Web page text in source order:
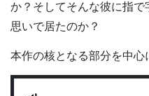
か？そしてそんな彼に指
思いで居たのか？
本作の核となる部分を中心